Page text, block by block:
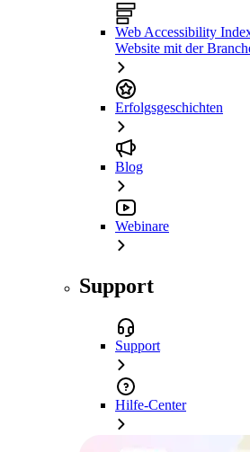
Web Accessibility
Website mit der
Erfolgsgeschichten
Blog
Webinare
Support
Support
Hilfe-Center